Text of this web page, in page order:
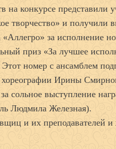
на конкурсе представили
творчество» и
«Аллегро» за исполнение
приз «За лучшее
номер с ансамблем
Ирины
сольное выступление
Людмила Железная).
и их преподавателей